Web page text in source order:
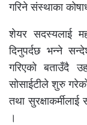
गरिने संस्थाका
शेयर सदस्यलाई
दिनुपर्दछ भन्ने
गरिएको बताउँदै
सोसाईटीले शुरु
तथा
।